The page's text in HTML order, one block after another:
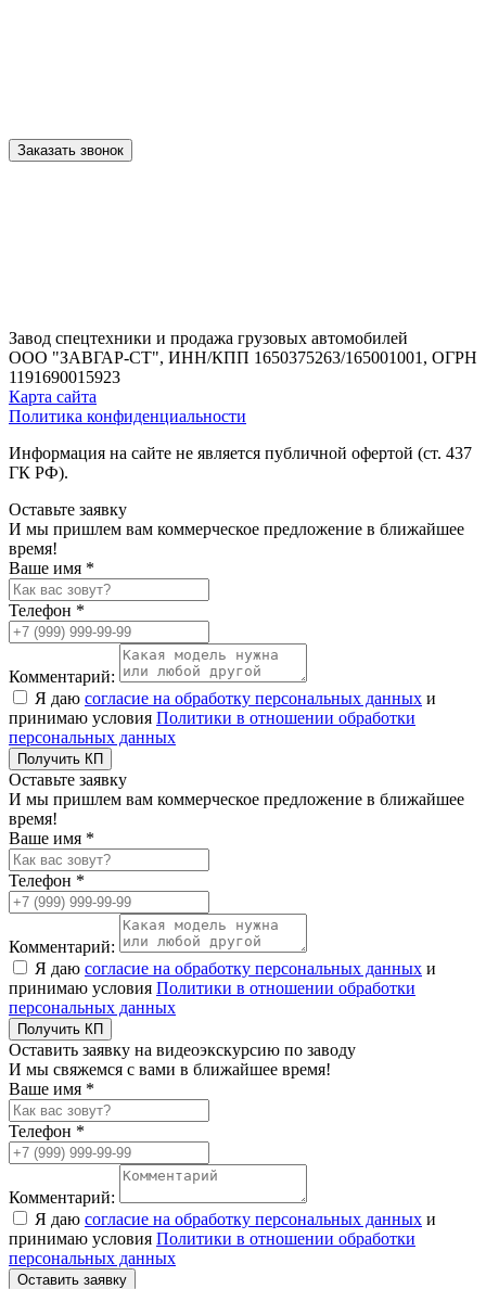
Заказать звонок
Завод спецтехники и продажа грузовых автомобилей
ООО "ЗАВГАР-СТ", ИНН/КПП 1650375263/165001001, ОГРН
1191690015923
Карта сайта
Политика конфиденциальности
Информация на сайте не является публичной офертой (ст. 437
ГК РФ).
Оставьте заявку
И мы пришлем вам коммерческое предложение в ближайшее
время!
Ваше имя *
Телефон *
Комментарий:
Я даю согласие на обработку персональных данных и
принимаю условия Политики в отношении обработки
персональных данных
Получить КП
Оставьте заявку
И мы пришлем вам коммерческое предложение в ближайшее
время!
Ваше имя *
Телефон *
Комментарий:
Я даю согласие на обработку персональных данных и
принимаю условия Политики в отношении обработки
персональных данных
Получить КП
Оставить заявку на видеоэкскурсию по заводу
И мы свяжемся с вами в ближайшее время!
Ваше имя *
Телефон *
Комментарий:
Я даю согласие на обработку персональных данных и
принимаю условия Политики в отношении обработки
персональных данных
Оставить заявку